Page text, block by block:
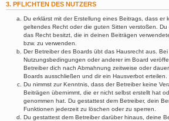
3. PFLICHTEN DES NUTZERS
Du erklärst mit der Erstellung eines Beitrags, dass
geltendes Recht oder die guten Sitten verstoßen.
das Recht besitzt, die in deinen Beiträgen
bzw. zu verwenden.
Der Betreiber des Boards übt das Hausrecht aus.
Nutzungsbedingungen oder anderer im Board
Betreiber dich nach Abmahnung zeitweise oder
Boards ausschließen und dir ein Hausverbot erteilen.
Du nimmst zur Kenntnis, dass der Betreiber keine
Beiträgen übernimmt, die er nicht selbst erstellt hat
genommen hat. Du gestattest dem Betreiber, dein
Funktionen jederzeit zu löschen oder zu sperren.
Du gestattest dem Betreiber darüber hinaus, deine